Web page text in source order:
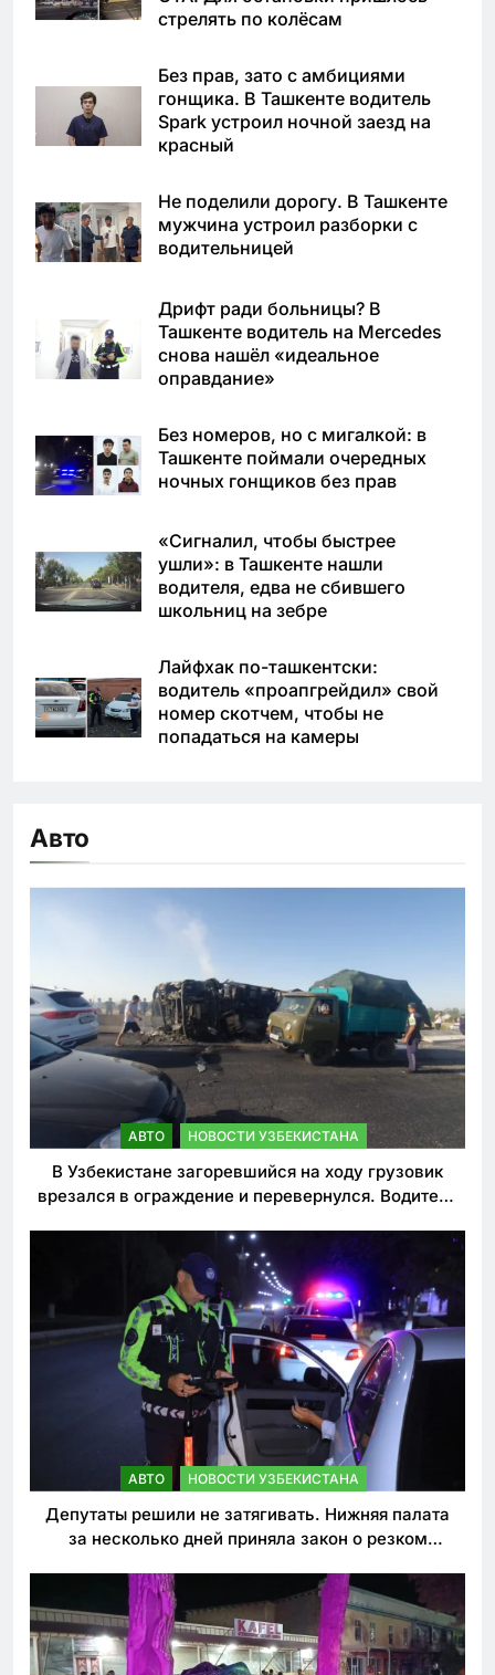
стрелять по колёсам
Без прав, зато с амбициями
гонщика. В Ташкенте водитель
Spark устроил ночной заезд на
красный
Не поделили дорогу. В Ташкенте
мужчина устроил разборки с
водительницей
Дрифт ради больницы? В
Ташкенте водитель на Mercedes
снова нашёл «идеальное
оправдание»
Без номеров, но с мигалкой: в
Ташкенте поймали очередных
ночных гонщиков без прав
«Сигналил, чтобы быстрее
ушли»: в Ташкенте нашли
водителя, едва не сбившего
школьниц на зебре
Лайфхак по-ташкентски:
водитель «проапгрейдил» свой
номер скотчем, чтобы не
попадаться на камеры
Авто
АВТО НОВОСТИ УЗБЕКИСТАНА
В Узбекистане загоревшийся на ходу грузовик
врезался в ограждение и перевернулся. Водитель
АВТО НОВОСТИ УЗБЕКИСТАНА
Депутаты решили не затягивать. Нижняя палата
за несколько дней приняла закон о резком